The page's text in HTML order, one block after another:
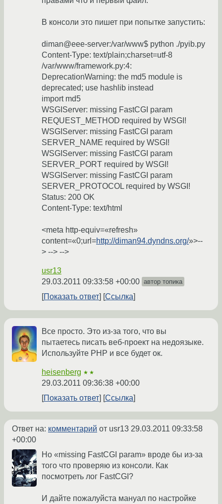
В консоли это пишет при попытке запустить:
diman@eee-server:/var/www$ python ./pyib.py
Content-Type: text/plain;charset=utf-8
/var/www/framework.py:4:
DeprecationWarning: the md5 module is
deprecated; use hashlib instead
import md5
WSGIServer: missing FastCGI param
REQUEST_METHOD required by WSGI!
WSGIServer: missing FastCGI param
SERVER_NAME required by WSGI!
WSGIServer: missing FastCGI param
SERVER_PORT required by WSGI!
WSGIServer: missing FastCGI param
SERVER_PROTOCOL required by WSGI!
Status: 200 OK
Content-Type: text/html
<meta http-equiv=«refresh»
content=«0;url=http://diman94.dyndns.org/»>--
> --> -->
usr13
29.03.2011 09:33:58 +00:00 автор топика
Показать ответ Ссылка
Все просто. Это из-за того, что вы
пытаетесь писать веб-проект на недоязыке.
Используйте PHP и все будет ок.
heisenberg ★★
29.03.2011 09:36:38 +00:00
Показать ответ
Ссылка
Ответ на: комментарий от usr13 29.03.2011 09:33:58
+00:00
Но «missing FastCGI param» вроде бы из-за
того что проверяю из консоли. Как
посмотреть лог FastCGI?
И дайте пожалуйста мануал по настройке